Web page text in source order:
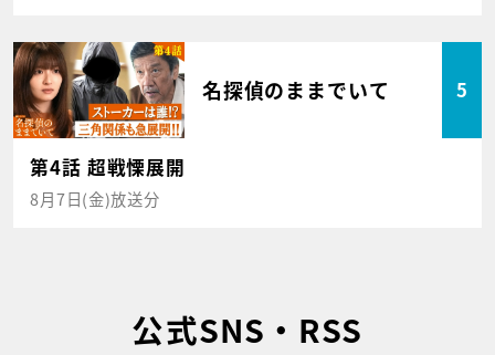
名探偵のままでいて 5
第4話 超戦慄展開
8月7日(金)放送分
公式SNS・RSS